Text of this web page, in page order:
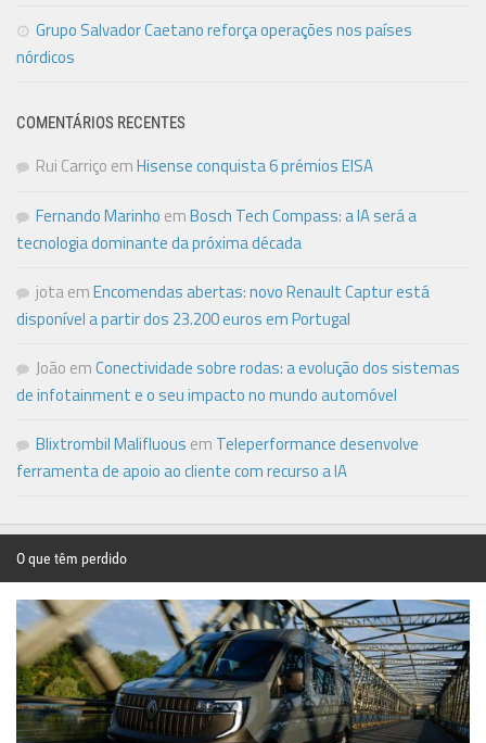
Grupo Salvador Caetano reforça operações nos países
nórdicos
COMENTÁRIOS RECENTES
Rui Carriço emHisense conquista 6 prémios EISA
Fernando Marinho emBosch Tech Compass: a IA será a
tecnologia dominante da próxima década
jotaemEncomendas abertas: novo Renault Captur está
disponível a partir dos 23.200 euros em Portugal
João emConectividade sobre rodas: a evolução dos sistemas
de infotainment e o seu impacto no mundo automóvel
Blixtrombil Malifluous em Teleperformance desenvolve
ferramenta de apoio ao cliente com recurso a IA
O que têm perdido